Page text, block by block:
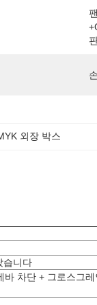
외장 박스
습니다
차단 + 그로스그